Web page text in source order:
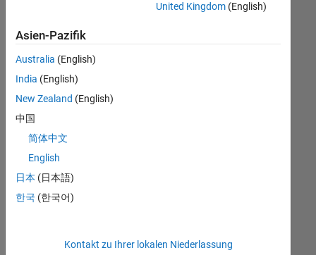
noch
keine
offenen
Stellen
können,
die
Ihren
entsprechen,
werden
unseres
United Kingdom(English)
Asien-Pazifik
Australia (English)
India (English)
New Zealand (English)
中国
简体中文
English
日本 (日本語)
한국 (한국어)
Kontakt zu Ihrer lokalen Niederlassung